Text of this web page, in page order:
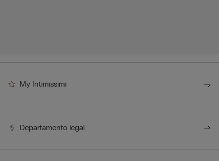
My Intimissimi
Departamento legal